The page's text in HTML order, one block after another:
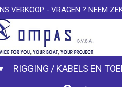
VERKOOP - VRAGEN ? NEEM
RIGGING / KABELS EN